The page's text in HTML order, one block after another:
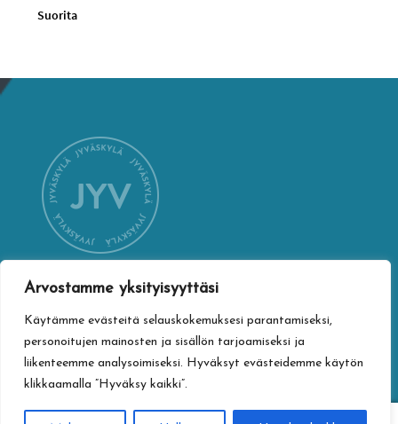
Arvostamme yksityisyyttäsi
Käytämme evästeitä selauskokemuksesi parantamiseksi,
personoitujen mainosten ja sisällön tarjoamiseksi ja
liikenteemme analysoimiseksi. Hyväksyt evästeidemme käytön
klikkaamalla ”Hyväksy kaikki”.
Suorita
YHTEYSTIEDOT
Jyväskylän kaupungin verkkokauppa
Vapaudenkatu 32
40100 Jyväskylä